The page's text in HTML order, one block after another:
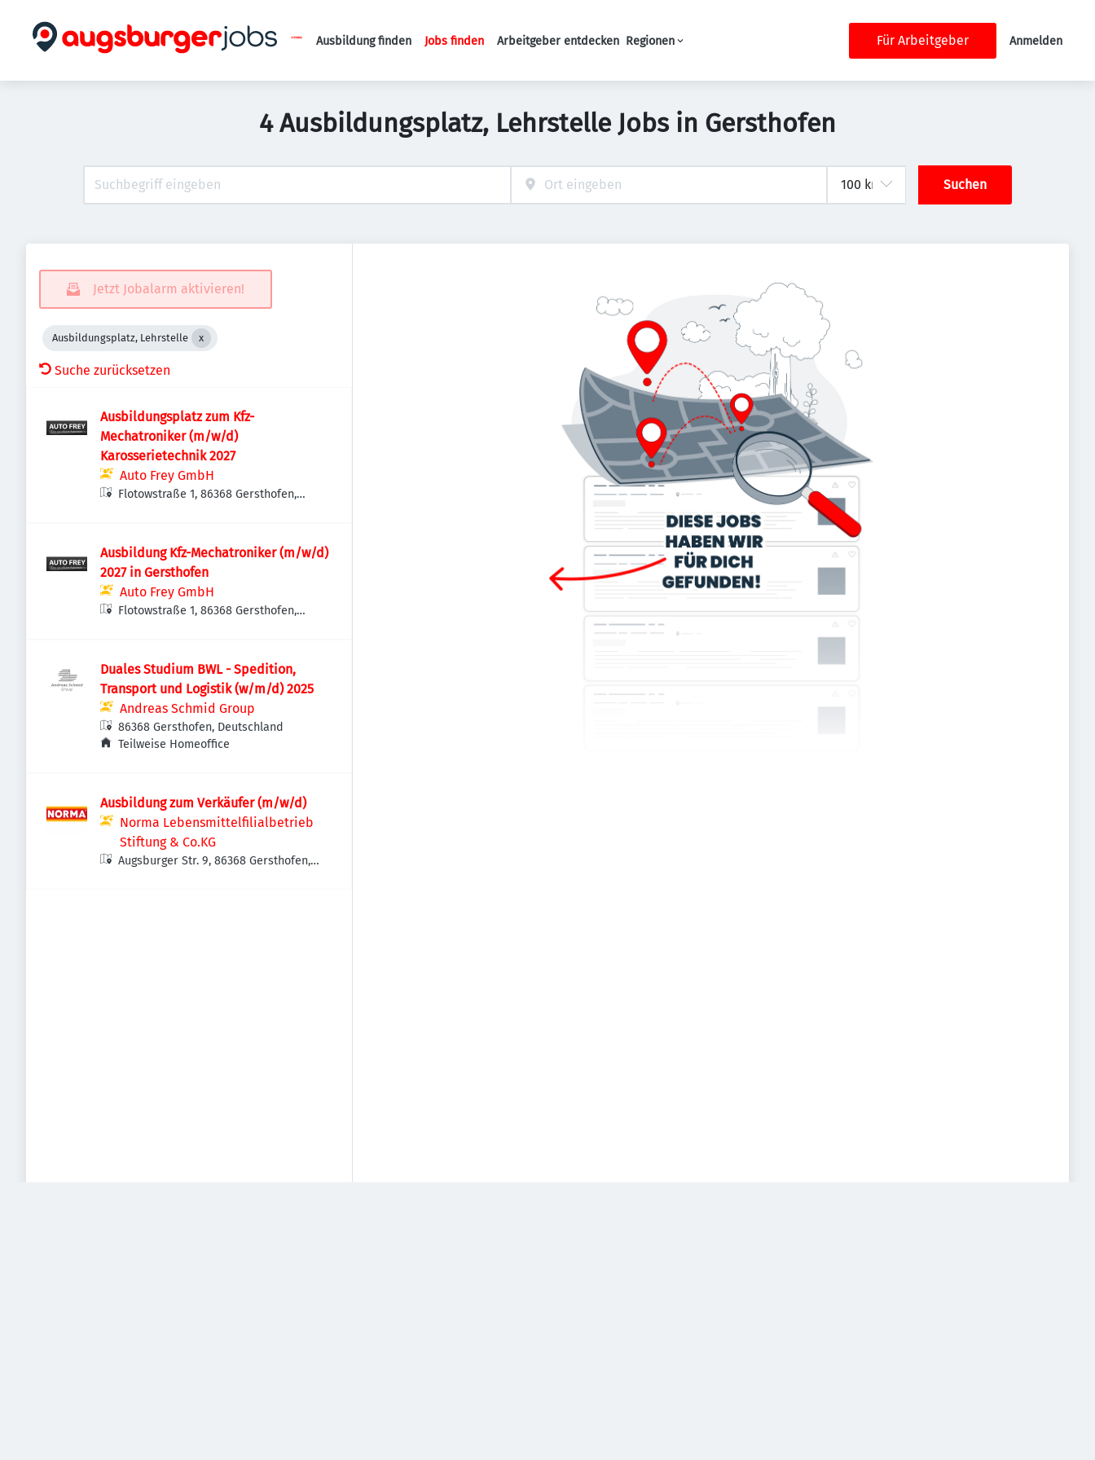
Haupt-Navigation
Ausbildung finden Jobs finden Arbeitgeber entdecken Regionen Für Arbeitgeber Anmelden
4 Ausbildungsplatz, Lehrstelle Jobs in Gersthofen
Suchen
Jetzt Jobalarm aktivieren!
Ausbildungsplatz, Lehrstelle
Suche zurücksetzen
Ausbildungsplatz zum Kfz-
Mechatroniker (m/w/d)
Karosserietechnik 2027
Auto Frey GmbH
Flotowstraße 1, 86368 Gersthofen,
Ausbildung Kfz-Mechatroniker (m/w/d)
2027 in Gersthofen
Auto Frey GmbH
Flotowstraße 1, 86368 Gersthofen,
Duales Studium BWL - Spedition,
Transport und Logistik (w/m/d) 2025
Andreas Schmid Group
86368 Gersthofen, Deutschland
Teilweise Homeoffice
Ausbildung zum Verkäufer (m/w/d)
Norma Lebensmittelfilialbetrieb
Stiftung & Co.KG
Augsburger Str. 9, 86368 Gersthofen,